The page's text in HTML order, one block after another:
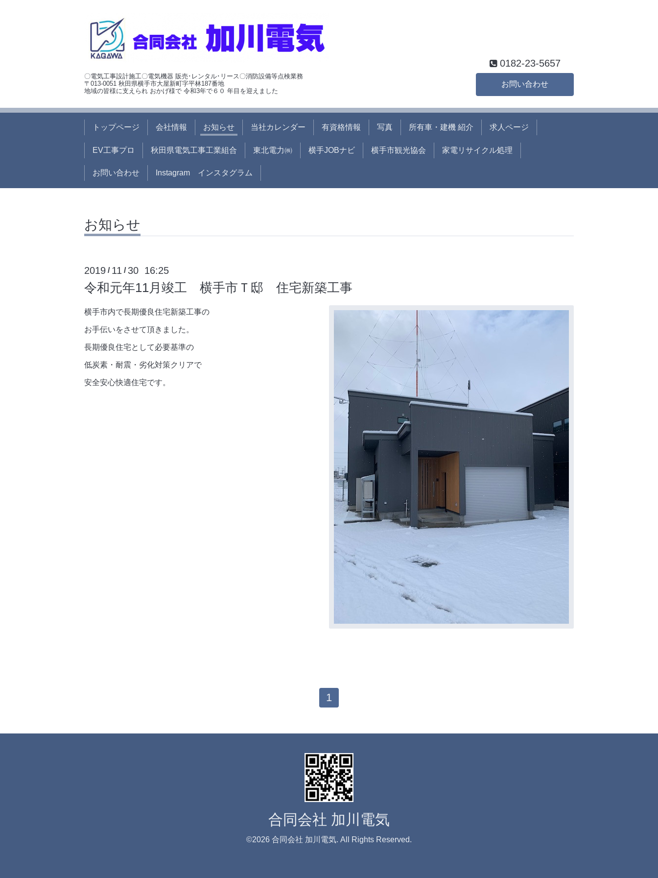
〇電気工事設計施工〇電気機器 販売･レンタル･リース〇消防設備等点検業務
〒013-0051 秋田県横手市大屋新町字平林187番地
地域の皆様に支えられ おかげ様で 令和3年で６０ 年目を迎えました
0182-23-5657
お問い合わせ
トップページ 会社情報 お知らせ 当社カレンダー 有資格情報 写真 所有車・建機 紹介 求人ページ
EV工事プロ 秋田県電気工事工業組合 東北電力㈱ 横手JOBナビ 横手市観光協会 家電リサイクル処理
お問い合わせ Instagram インスタグラム
お知らせ
2019 / 11 / 30 16:25
令和元年11月竣工 横手市Ｔ邸 住宅新築工事
横手市内で長期優良住宅新築工事の
お手伝いをさせて頂きました。
長期優良住宅として必要基準の
低炭素・耐震・劣化対策クリアで
安全安心快適住宅です。
1
合同会社 加川電気
©2026 合同会社 加川電気. All Rights Reserved.